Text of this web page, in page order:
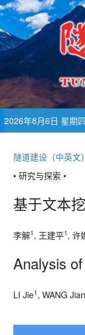
2026年8月6日 星期四
隧道建设（中英文）
• 研究与探索 •
基于文本
李解1 , 王建平1 , 许
Analysis
LI Jie1 , WANG